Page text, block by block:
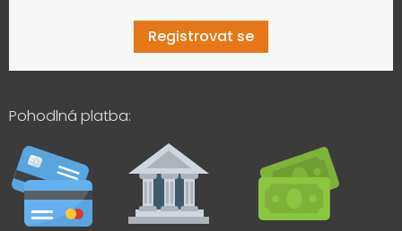
Registrovat se
Pohodlná platba: